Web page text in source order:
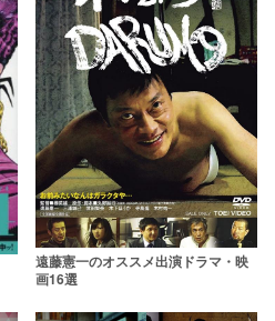
遠藤憲一のオススメ出演ドラマ・映
画16選